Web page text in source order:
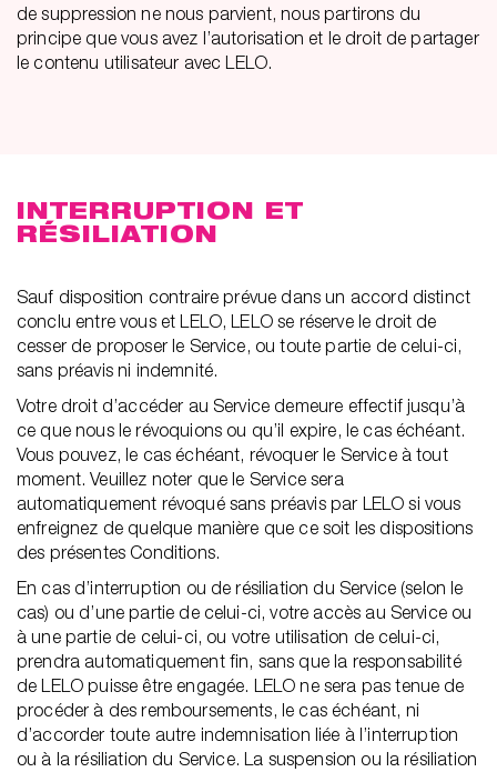
de suppression ne nous parvient, nous partirons du
principe que vous avez l’autorisation et le droit de partager
le contenu utilisateur avec LELO.
INTERRUPTION ET
RÉSILIATION
Sauf disposition contraire prévue dans un accord distinct
conclu entre vous et LELO, LELO se réserve le droit de
cesser de proposer le Service, ou toute partie de celui-ci,
sans préavis ni indemnité.
Votre droit d’accéder au Service demeure effectif jusqu’à
ce que nous le révoquions ou qu’il expire, le cas échéant.
Vous pouvez, le cas échéant, révoquer le Service à tout
moment. Veuillez noter que le Service sera
automatiquement révoqué sans préavis par LELO si vous
enfreignez de quelque manière que ce soit les dispositions
des présentes Conditions.
En cas d’interruption ou de résiliation du Service (selon le
cas) ou d’une partie de celui-ci, votre accès au Service ou
à une partie de celui-ci, ou votre utilisation de celui-ci,
prendra automatiquement fin, sans que la responsabilité
de LELO puisse être engagée. LELO ne sera pas tenue de
procéder à des remboursements, le cas échéant, ni
d’accorder toute autre indemnisation liée à l’interruption
ou à la résiliation du Service. La suspension ou la résiliation